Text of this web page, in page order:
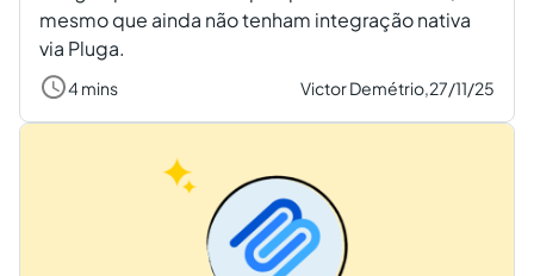
mesmo que ainda não tenham integração nativa
via Pluga.
4 mins Victor Demétrio,27/11/25